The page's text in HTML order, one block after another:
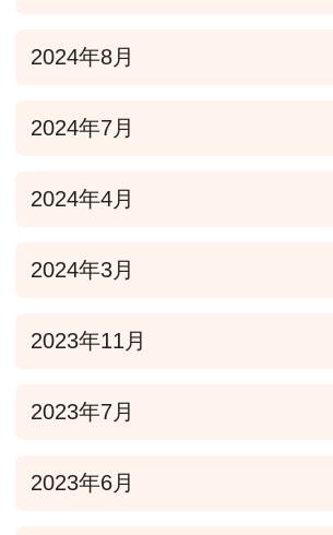
2024年8月
2024年7月
2024年4月
2024年3月
2023年11月
2023年7月
2023年6月